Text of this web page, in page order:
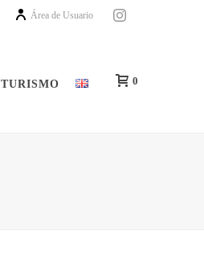
Área de Usuario
TURISMO 0